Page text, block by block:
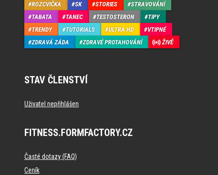
ROZCVIČKA
SK STORIES
STRAVOVÁNÍ
TABATA
TANEC TESTOSTERON
TIPY
TRENDY
TUTORIALS ULTRA HD
VTIPNÉ
ZDRAVÁ ZÁDA
ZDRAVÉ PROTAHOVÁNÍ ŽIVĚ
STAV ČLENSTVÍ
Uživatel nepřihlášen
FITNESS.FORMFACTORY.CZ
Časté dotazy (FAQ)
Ceník